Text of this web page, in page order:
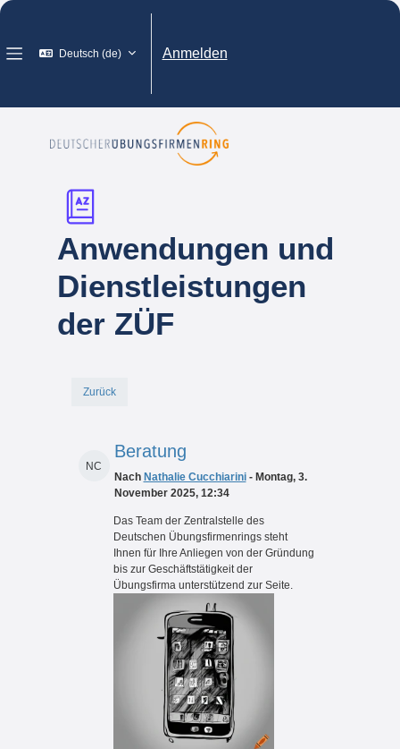
Zum Hauptinhalt
Deutsch ‎(de)‎ Anmelden
Anwendungen und
Dienstleistungen
der ZÜF
Zurück
NC
Beratung
Nach Nathalie Cucchiarini- Montag, 3.
November 2025, 12:34
Das Team der Zentralstelle des
Deutschen Übungsfirmenrings steht
Ihnen für Ihre Anliegen von der Gründung
bis zur Geschäftstätigkeit der
Übungsfirma unterstützend zur Seite.